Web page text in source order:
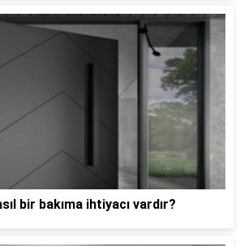
bir bakıma ihtiyacı vardır?